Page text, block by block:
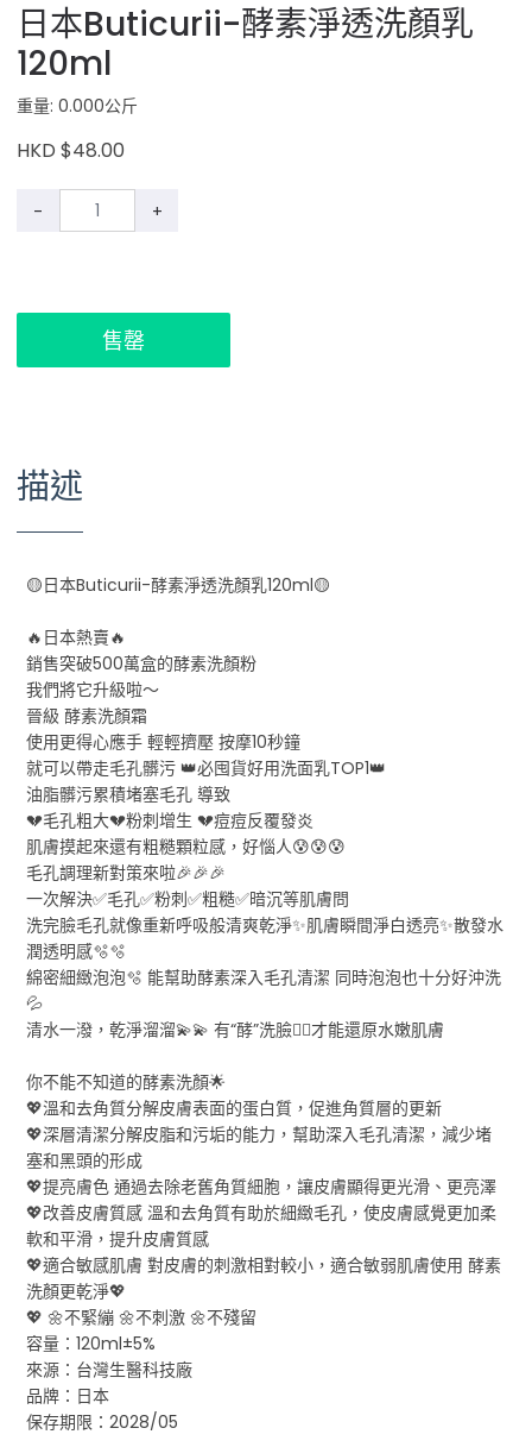
日本Buticurii-酵素淨透洗顏乳
120ml
重量: 0.000公斤
HKD $48.00
- +
售罄
描述
🟡日本Buticurii-酵素淨透洗顏乳120ml🟡
🔥日本熱賣🔥
銷售突破500萬盒的酵素洗顏粉
我們將它升級啦～
晉級 酵素洗顏霜
使用更得心應手 輕輕擠壓 按摩10秒鐘
就可以帶走毛孔髒污 👑必囤貨好用洗面乳TOP1👑
油脂髒污累積堵塞毛孔 導致
💔毛孔粗大💔粉刺增生 💔痘痘反覆發炎
肌膚摸起來還有粗糙顆粒感，好惱人😰😰😰
毛孔調理新對策來啦🎉🎉🎉
一次解決✅毛孔✅粉刺✅粗糙✅暗沉等肌膚問
洗完臉毛孔就像重新呼吸般清爽乾淨✨肌膚瞬間淨白透亮✨散發水
潤透明感🫧🫧
綿密細緻泡泡🫧 能幫助酵素深入毛孔清潔 同時泡泡也十分好沖洗
💦
清水一潑，乾淨溜溜💫💫 有“酵”洗臉😶‍🌫️才能還原水嫩肌膚
你不能不知道的酵素洗顏🌟
💖溫和去角質分解皮膚表面的蛋白質，促進角質層的更新
💖深層清潔分解皮脂和污垢的能力，幫助深入毛孔清潔，減少堵
塞和黑頭的形成
💖提亮膚色 通過去除老舊角質細胞，讓皮膚顯得更光滑、更亮澤
💖改善皮膚質感 溫和去角質有助於細緻毛孔，使皮膚感覺更加柔
軟和平滑，提升皮膚質感
💖適合敏感肌膚 對皮膚的刺激相對較小，適合敏弱肌膚使用 酵素
洗顏更乾淨💖
💖 🌼不緊繃 🌼不刺激 🌼不殘留
容量：120ml±5%
來源：台灣生醫科技廠
品牌：日本
保存期限：2028/05